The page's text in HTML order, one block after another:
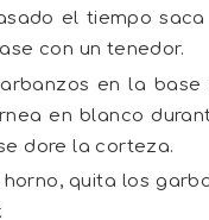
el tiempo
con un tenedor.
en la
en blanco
dore la corteza.
quita los